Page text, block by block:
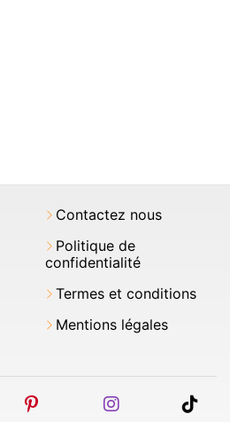
Contactez nous
Politique de
confidentialité
Termes et conditions
Mentions légales
pinterest instagram